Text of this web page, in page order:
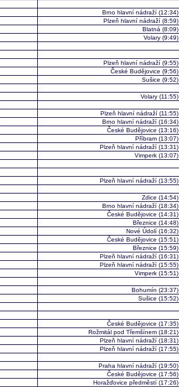
Brno hlavní nádraží (12:34)
Plzeň hlavní nádraží (8:59)
Blatná (8:09)
Volary (9:49)
Plzeň hlavní nádraží (9:55)
České Budějovice (9:56)
Sušice (9:52)
Volary (11:55)
Plzeň hlavní nádraží (11:55)
Brno hlavní nádraží (16:34)
České Budějovice (13:16)
Příbram (13:07)
Plzeň hlavní nádraží (13:31)
Vimperk (13:07)
Plzeň hlavní nádraží (13:55)
Zdice (14:54)
Brno hlavní nádraží (18:34)
České Budějovice (14:31)
Březnice (14:48)
Nové Údolí (16:32)
České Budějovice (15:51)
Březnice (15:59)
Plzeň hlavní nádraží (16:31)
Plzeň hlavní nádraží (15:55)
Vimperk (15:51)
Bohumín (23:37)
Sušice (15:52)
České Budějovice (17:35)
Rožmitál pod Třemšínem (18:21)
Plzeň hlavní nádraží (18:31)
Plzeň hlavní nádraží (17:55)
Praha hlavní nádraží (19:50)
České Budějovice (17:56)
Horažďovice předměstí (17:26)